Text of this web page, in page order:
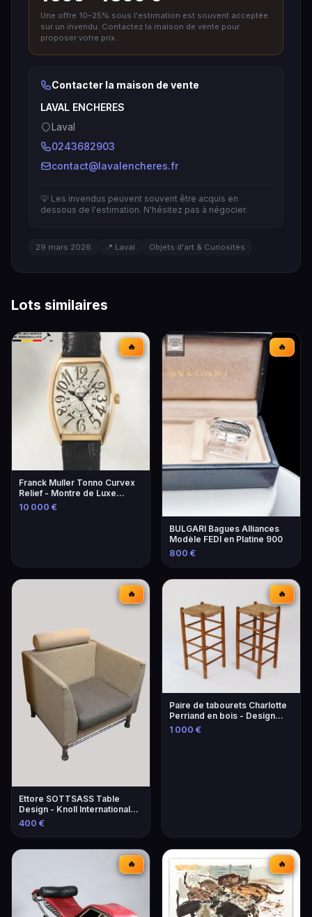
Une offre 10–25% sous l'estimation est souvent acceptée
sur un invendu. Contactez la maison de vente pour
proposer votre prix.
Contacter la maison de vente
LAVAL ENCHERES
Laval
0243682903
contact@lavalencheres.fr
💡 Les invendus peuvent souvent être acquis en
dessous de l'estimation. N'hésitez pas à négocier.
29 mars 2026 📍 Laval Objets d'art & Curiosités
Lots similaires
🔥
Franck Muller Tonno Curvex
Relief - Montre de Luxe
Unique
10 000 €
🔥
BULGARI Bagues Alliances
Modèle FEDI en Platine 900
800 €
🔥
Ettore SOTTSASS Table
Design - Knoll International
Éditeur
400 €
🔥
Paire de tabourets Charlotte
Perriand en bois - Design
iconique
1 000 €
🔥 🔥